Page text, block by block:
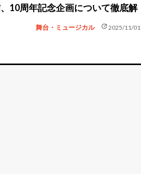
10周年記念企画について徹底解
舞台・ミュージカル update2025/11/01